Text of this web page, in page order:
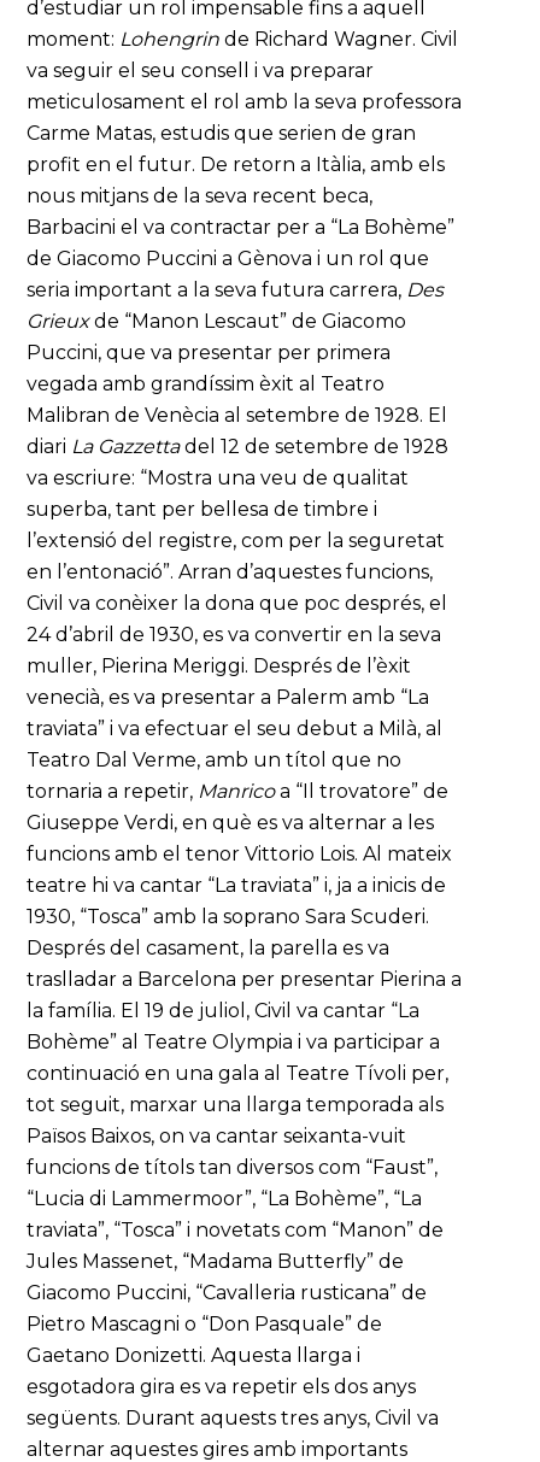
d’estudiar un rol impensable fins a aquell
moment: Lohengrin de Richard Wagner. Civil
va seguir el seu consell i va preparar
meticulosament el rol amb la seva professora
Carme Matas, estudis que serien de gran
profit en el futur. De retorn a Itàlia, amb els
nous mitjans de la seva recent beca,
Barbacini el va contractar per a “La Bohème”
de Giacomo Puccini a Gènova i un rol que
seria important a la seva futura carrera, Des
Grieuxde “Manon Lescaut” de Giacomo
Puccini, que va presentar per primera
vegada amb grandíssim èxit al Teatro
Malibran de Venècia al setembre de 1928. El
diari La Gazzettadel 12 de setembre de 1928
va escriure: “Mostra una veu de qualitat
superba, tant per bellesa de timbre i
l’extensió del registre, com per la seguretat
en l’entonació”. Arran d’aquestes funcions,
Civil va conèixer la dona que poc després, el
24 d’abril de 1930, es va convertir en la seva
muller, Pierina Meriggi. Després de l’èxit
venecià, es va presentar a Palerm amb “La
traviata” i va efectuar el seu debut a Milà, al
Teatro Dal Verme, amb un títol que no
tornaria a repetir, Manricoa “Il trovatore” de
Giuseppe Verdi, en què es va alternar a les
funcions amb el tenor Vittorio Lois. Al mateix
teatre hi va cantar “La traviata” i, ja a inicis de
1930, “Tosca” amb la soprano Sara Scuderi.
Després del casament, la parella es va
traslladar a Barcelona per presentar Pierina a
la família. El 19 de juliol, Civil va cantar “La
Bohème” al Teatre Olympia i va participar a
continuació en una gala al Teatre Tívoli per,
tot seguit, marxar una llarga temporada als
Països Baixos, on va cantar seixanta-vuit
funcions de títols tan diversos com “Faust”,
“Lucia di Lammermoor”, “La Bohème”, “La
traviata”, “Tosca” i novetats com “Manon” de
Jules Massenet, “Madama Butterfly” de
Giacomo Puccini, “Cavalleria rusticana” de
Pietro Mascagni o “Don Pasquale” de
Gaetano Donizetti. Aquesta llarga i
esgotadora gira es va repetir els dos anys
següents. Durant aquests tres anys, Civil va
alternar aquestes gires amb importants